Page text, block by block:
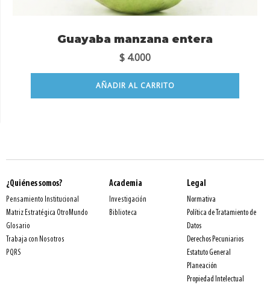
Guayaba manzana entera
$ 4.000
AÑADIR AL CARRITO
¿Quiénes somos?
Pensamiento Institucional
Matriz Estratégica OtroMundo
Glosario
Trabaja con Nosotros
PQRS
Academia
Investigación
Biblioteca
Legal
Normativa
Política de Tratamiento de
Datos
Derechos Pecuniarios
Estatuto General
Planeación
Propiedad Intelectual